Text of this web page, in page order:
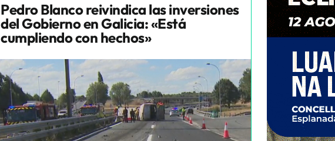
Pedro Blanco reivindica las inversiones
del Gobierno en Galicia: «Está
cumpliendo con hechos»